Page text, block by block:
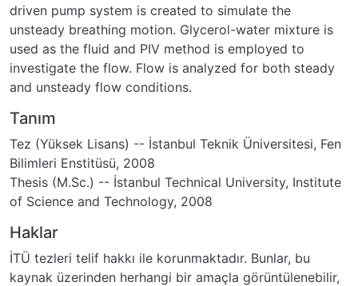
driven pump system is created to simulate the
unsteady breathing motion. Glycerol-water mixture is
used as the fluid and PIV method is employed to
investigate the flow. Flow is analyzed for both steady
and unsteady flow conditions.
Tanım
Tez (Yüksek Lisans) -- İstanbul Teknik Üniversitesi, Fen
Bilimleri Enstitüsü, 2008
Thesis (M.Sc.) -- İstanbul Technical University, Institute
of Science and Technology, 2008
Haklar
İTÜ tezleri telif hakkı ile korunmaktadır. Bunlar, bu
kaynak üzerinden herhangi bir amaçla görüntülenebilir,